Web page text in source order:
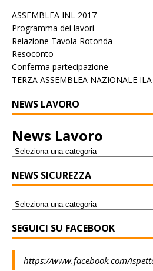
ASSEMBLEA INL 2017
Programma dei lavori
Relazione Tavola Rotonda
Resoconto
Conferma partecipazione
TERZA ASSEMBLEA NAZIONALE ILA
NEWS LAVORO
News Lavoro
NEWS SICUREZZA
SEGUICI SU FACEBOOK
https://www.facebook.com/